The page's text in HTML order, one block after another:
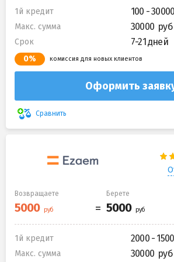
1й кредит 100 - 30000
Макс. сумма 30000
Срок 7-21 дней
0% комиссия для новых клиентов
Оформить
Сравнить
Возвращаете Берете
1й кредит 2000 -
Макс. сумма 30000